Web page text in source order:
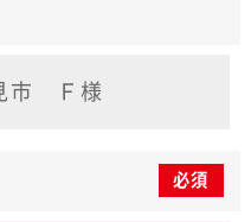
必須